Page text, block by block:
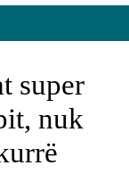
super
nuk